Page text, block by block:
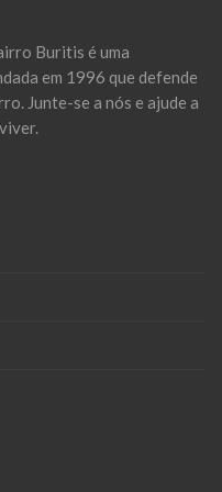
Buritis é uma
em 1996 que defende
Junte-se a nós e ajude a